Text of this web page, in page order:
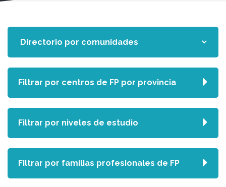
Filtrar por centros de FP por provincia
Filtrar por niveles de estudio
Filtrar por familias profesionales de FP